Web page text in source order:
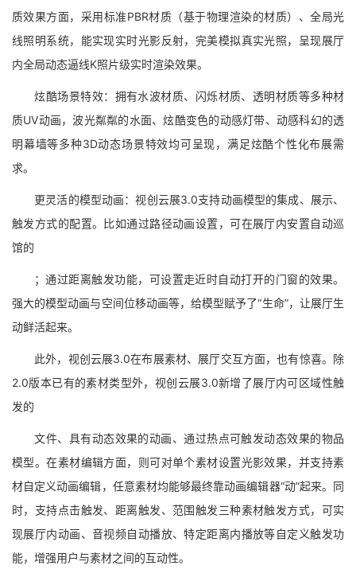
质效果方面，采用标准PBR材质（基于物理渲染的材质）、全局光
线照明系统，能实现实时光影反射，完美模拟真实光照，呈现展厅
内全局动态逼线K照片级实时渲染效果。
炫酷场景特效：拥有水波材质、闪烁材质、透明材质等多种材
质UV动画，波光粼粼的水面、炫酷变色的动感灯带、动感科幻的透
明幕墙等多种3D动态场景特效均可呈现，满足炫酷个性化布展需
求。
更灵活的模型动画：视创云展3.0支持动画模型的集成、展示、
触发方式的配置。比如通过路径动画设置，可在展厅内安置自动巡
馆的
；通过距离触发功能，可设置走近时自动打开的门窗的效果。
强大的模型动画与空间位移动画等，给模型赋予了“生命”，让展厅生
动鲜活起来。
此外，视创云展3.0在布展素材、展厅交互方面，也有惊喜。除
2.0版本已有的素材类型外，视创云展3.0新增了展厅内可区域性触
发的
文件、具有动态效果的动画、通过热点可触发动态效果的物品
模型。在素材编辑方面，则可对单个素材设置光影效果，并支持素
材自定义动画编辑，任意素材均能够最终靠动画编辑器“动”起来。同
时，支持点击触发、距离触发、范围触发三种素材触发方式，可实
现展厅内动画、音视频自动播放、特定距离内播放等自定义触发功
能，增强用户与素材之间的互动性。